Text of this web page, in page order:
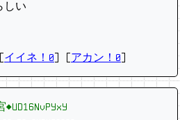
しい
イイネ！0 アカン！0